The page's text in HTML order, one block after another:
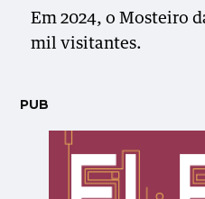
Em 2024, o Mosteiro
mil visitantes.
PUB